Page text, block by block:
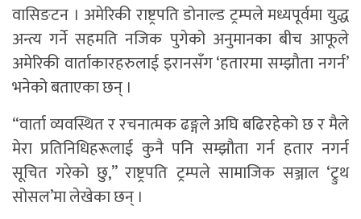
वासिङटन । अमेरिकी राष्ट्रपति डोनाल्ड ट्रम्पले मध्यपूर्वमा युद्ध
अन्त्य गर्ने सहमति नजिक पुगेको अनुमानका बीच आफूले
अमेरिकी वार्ताकारहरुलाई इरानसँग ‘हतारमा सम्झौता नगर्न’
भनेको बताएका छन् ।
“वार्ता व्यवस्थित र रचनात्मक ढङ्गले अघि बढिरहेको छ र मैले
मेरा प्रतिनिधिहरूलाई कुनै पनि सम्झौता गर्न हतार नगर्न
सूचित गरेको छु,” राष्ट्रपति ट्रम्पले सामाजिक सञ्जाल ‘ट्रुथ
सोसल’मा लेखेका छन् ।